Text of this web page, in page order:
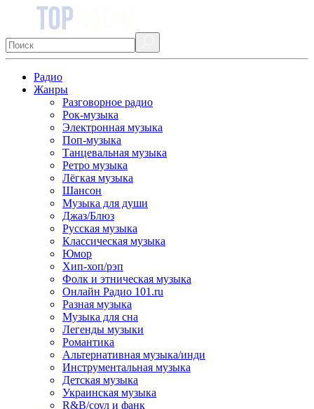
Радио
Жанры
Разговорное радио
Рок-музыка
Электронная музыка
Поп-музыка
Танцевальная музыка
Ретро музыка
Лёгкая музыка
Шансон
Музыка для души
Джаз/Блюз
Русская музыка
Классическая музыка
Юмор
Хип-хоп/рэп
Фолк и этническая музыка
Онлайн Радио 101.ru
Разная музыка
Музыка для сна
Легенды музыки
Романтика
Альтернативная музыка/инди
Инструментальная музыка
Детская музыка
Украинская музыка
R&B/cоул и фанк